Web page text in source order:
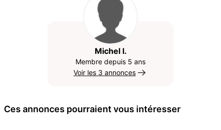
Michel l.
Membre depuis 5 ans
Voir les 3 annonces
Ces annonces pourraient vous intéresser